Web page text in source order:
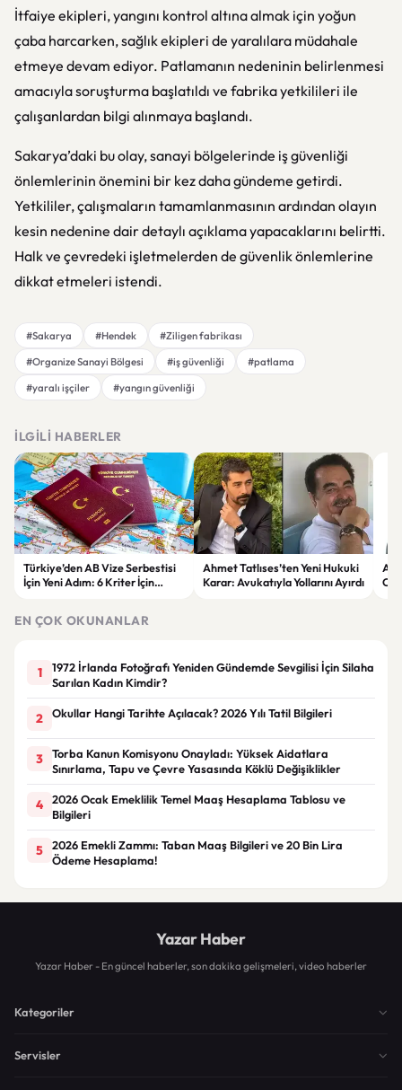
İtfaiye ekipleri, yangını kontrol altına almak için yoğun
çaba harcarken, sağlık ekipleri de yaralılara müdahale
etmeye devam ediyor. Patlamanın nedeninin belirlenmesi
amacıyla soruşturma başlatıldı ve fabrika yetkilileri ile
çalışanlardan bilgi alınmaya başlandı.
Sakarya’daki bu olay, sanayi bölgelerinde iş güvenliği
önlemlerinin önemini bir kez daha gündeme getirdi.
Yetkililer, çalışmaların tamamlanmasının ardından olayın
kesin nedenine dair detaylı açıklama yapacaklarını belirtti.
Halk ve çevredeki işletmelerden de güvenlik önlemlerine
dikkat etmeleri istendi.
#Sakarya #Hendek
#Ziligen fabrikası
#Organize Sanayi Bölgesi
#iş güvenliği
#patlama
#yaralı işçiler
#yangın güvenliği
İLGILI HABERLER
Türkiye’den AB Vize Serbestisi
İçin Yeni Adım: 6 Kriter İçin
Ahmet Tatlıses’ten Yeni Hukuki
Karar: Avukatıyla Yollarını Ayırdı
EN ÇOK OKUNANLAR
1
1972 İrlanda Fotoğrafı Yeniden Gündemde Sevgilisi İçin Silaha
Sarılan Kadın Kimdir?
2 Okullar Hangi Tarihte Açılacak? 2026 Yılı Tatil Bilgileri
3
Torba Kanun Komisyonu Onayladı: Yüksek Aidatlara
Sınırlama, Tapu ve Çevre Yasasında Köklü Değişiklikler
4
2026 Ocak Emeklilik Temel Maaş Hesaplama Tablosu ve
Bilgileri
5
2026 Emekli Zammı: Taban Maaş Bilgileri ve 20 Bin Lira
Ödeme Hesaplama!
Yazar Haber
Yazar Haber - En güncel haberler, son dakika gelişmeleri, video haberler
Kategoriler
Servisler